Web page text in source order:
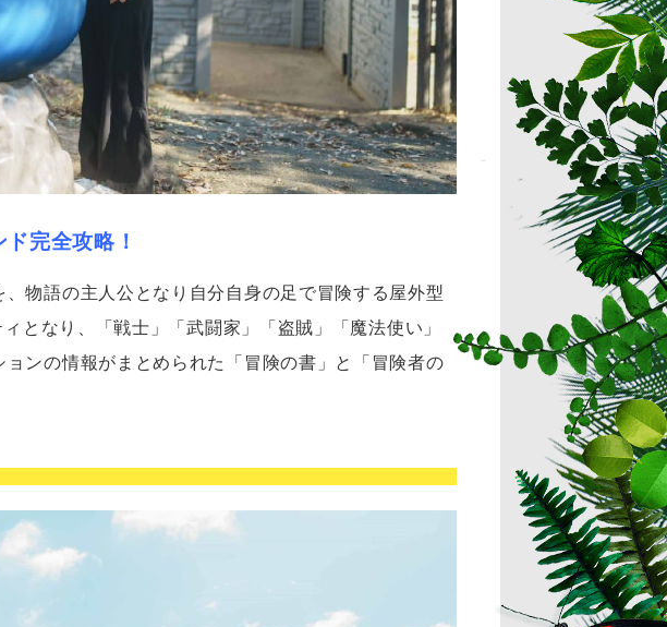
完全攻略！
物語の主人公となり自分自身の足で冒険する屋外型
となり、「戦士」「武闘家」「盗賊」「魔法使い」
ンの情報がまとめられた「冒険の書」と「冒険者の